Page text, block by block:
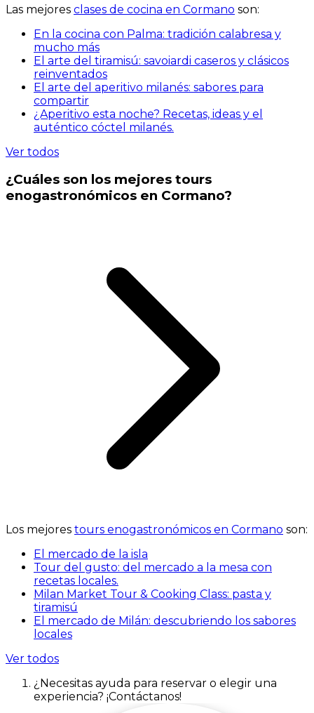
Las mejores clases de cocina en Cormano son:
En la cocina con Palma: tradición calabresa y
mucho más
El arte del tiramisú: savoiardi caseros y clásicos
reinventados
El arte del aperitivo milanés: sabores para
compartir
¿Aperitivo esta noche? Recetas, ideas y el
auténtico cóctel milanés.
Ver todos
¿Cuáles son los mejores tours
enogastronómicos en Cormano?
Los mejores tours enogastronómicos en Cormano son:
El mercado de la isla
Tour del gusto: del mercado a la mesa con
recetas locales.
Milan Market Tour & Cooking Class: pasta y
tiramisú
El mercado de Milán: descubriendo los sabores
locales
Ver todos
¿Necesitas ayuda para reservar o elegir una
experiencia? ¡Contáctanos!